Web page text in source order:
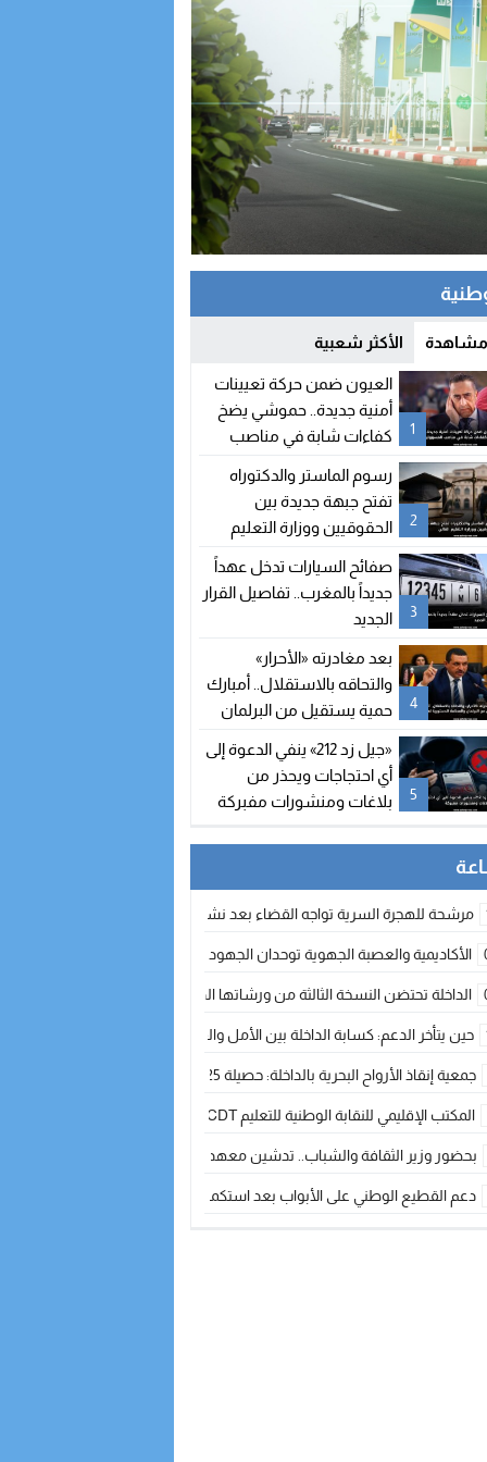
مشاهدة الأكثر شعبية
1
العيون ضمن حركة تعيينات
أمنية جديدة.. حموشي يضخ
كفاءات شابة في مناصب
2
رسوم الماستر والدكتوراه
تفتح جبهة جديدة بين
الحقوقيين ووزارة التعليم
3
صفائح السيارات تدخل عهداً
جديداً بالمغرب.. تفاصيل القرار
الجديد
4
بعد مغادرته «الأحرار»
والتحاقه بالاستقلال.. أمبارك
حمية يستقيل من البرلمان
شغور مقعده
5
«جيل زد 212» ينفي الدعوة إلى
أي احتجاجات ويحذر من
بلاغات ومنشورات مفبركة
مرشحة للهجرة السرية تواجه القضاء بعد نشر معطيات مضللة
الأكاديمية والعصبة الجهوية توحدان الجهود لتطوير الممارسة الكروية بجهة
الداخلة تحتضن النسخة الثالثة من ورشاتها الدولية: تكوين متخصص في التراث
حين يتأخر الدعم: كسابة الداخلة بين الأمل والقلق ؟
جمعية إنقاذ الأرواح البحرية بالداخلة: حصيلة 2025 بين مهام الإنقاذ ومشروع “دار البحار”
المكتب الإقليمي للنقابة الوطنية للتعليم CDT يجتمع مع المدير الإقليمي لمناقشة ملفات جوهرية لنساء ورجال التعليم
بحضور وزير الثقافة والشباب.. تدشين معهد الموسيقى والفنون الكوريغرافية بالداخلة
دعم القطيع الوطني على الأبواب بعد استكمال الترقيم… الفلاحة المغربية